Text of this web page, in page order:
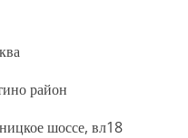
район
шоссе, вл18